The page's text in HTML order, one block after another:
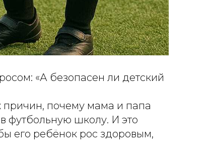
«А безопасен ли детский
почему мама и папа
футбольную школу. И это
его ребёнок рос здоровым,